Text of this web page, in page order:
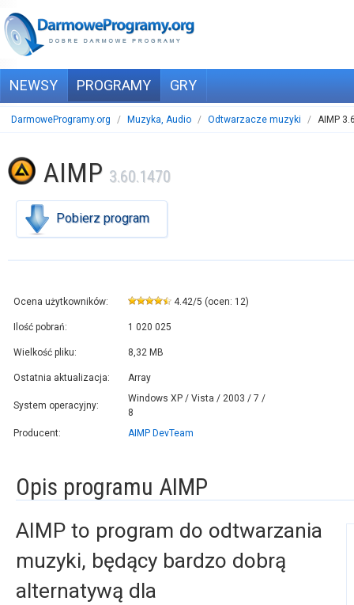
NEWSY PROGRAMY GRY
DarmoweProgramy.org / Muzyka, Audio / Odtwarzacze muzyki / AIMP
AIMP 3.60.1470
Pobierz program
Ocena użytkowników: 4.42/5 (ocen: 12)
Ilość pobrań: 1 020 025
Wielkość pliku: 8,32 MB
Ostatnia aktualizacja: Array
System operacyjny:
Windows XP / Vista / 2003 / 7 /
8
Producent:
AIMP DevTeam
Opis programu AIMP
AIMP to program do odtwarzania
muzyki, będący bardzo dobrą
alternatywą dla